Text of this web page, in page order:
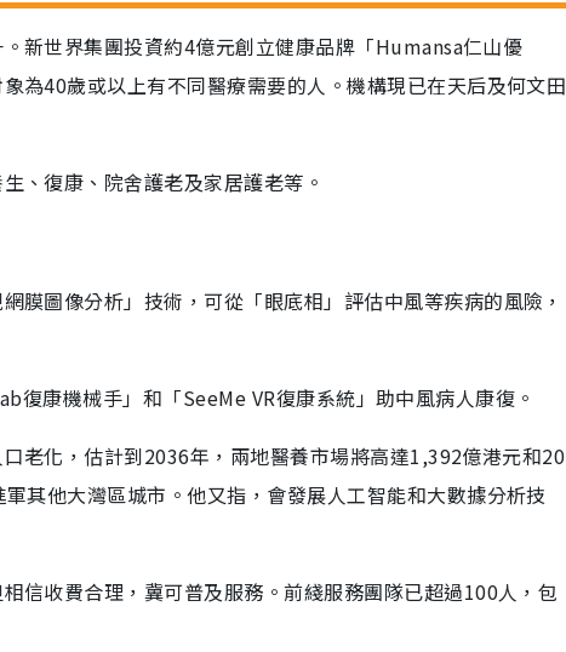
新世界集團投資約4億元創立健康品牌「Humansa仁山優
為40歲或以上有不同醫療需要的人。機構現已在天后及何文田
、復康、院舍護老及家居護老等。
膜圖像分析」技術，可從「眼底相」評估中風等疾病的風險，
復康機械手」和「SeeMe VR復康系統」助中風病人康復。
老化，估計到2036年，兩地醫養市場將高達1,392億港元和20
其他大灣區城市。他又指，會發展人工智能和大數據分析技
信收費合理，冀可普及服務。前綫服務團隊已超過100人，包